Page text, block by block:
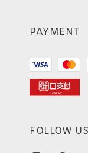
PAYMENT
FOLLOW US